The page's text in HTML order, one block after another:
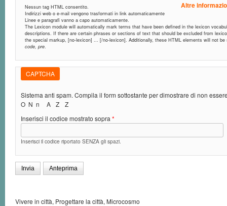
Altre
Nessun tag HTML consentito.
Indirizzi web o e-mail vengono trasformati in link automaticamente
Linee e paragrafi vanno a capo automaticamente.
The Lexicon module will automatically mark terms that have been defined in the lexicon
descriptions. If there are certain phrases or sections of text that should be excluded from
the special markup, [no-lexicon] ... [/no-lexicon]. Additionally, these HTML elements will not
code, pre.
CAPTCHA
Sistema anti spam. Compila il form sottostante per dimostrare di non
O
A
N n Z
Z
Inserisci il codice mostrato sopra *
Inserisci il codice riportato SENZA gli spazi.
Vivere in città, Progettare la città, Microcosmo